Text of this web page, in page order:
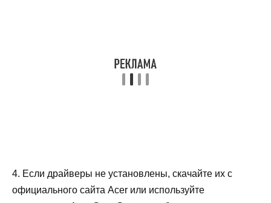
4. Если драйверы не установлены, скачайте их с
официального сайта Acer или используйте